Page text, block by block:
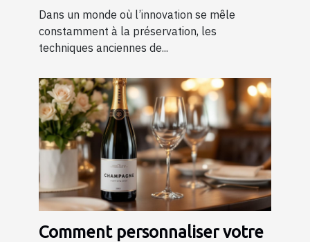
tradition ?
Dans un monde où l’innovation se mêle
constamment à la préservation, les
techniques anciennes de...
Comment personnaliser votre